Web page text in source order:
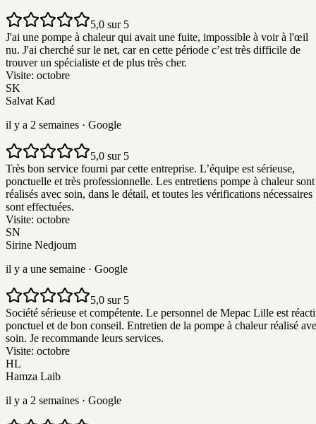
5,0 sur 5
J'ai une pompe à chaleur qui avait une fuite, impossible à voir à l'œil
nu. J'ai cherché sur le net, car en cette période c’est très difficile de
trouver un spécialiste et de plus très cher.
Visite: octobre
SK
Salvat Kad
il y a 2 semaines · Google
5,0 sur 5
Très bon service fourni par cette entreprise. L’équipe est sérieuse,
ponctuelle et très professionnelle. Les entretiens pompe à chaleur sont
réalisés avec soin, dans le détail, et toutes les vérifications nécessaires
sont effectuées.
Visite: octobre
SN
Sirine Nedjoum
il y a une semaine · Google
5,0 sur 5
Société sérieuse et compétente. Le personnel de Mepac Lille est
ponctuel et de bon conseil. Entretien de la pompe à chaleur réalisé
soin. Je recommande leurs services.
Visite: octobre
HL
Hamza Laib
il y a 2 semaines · Google